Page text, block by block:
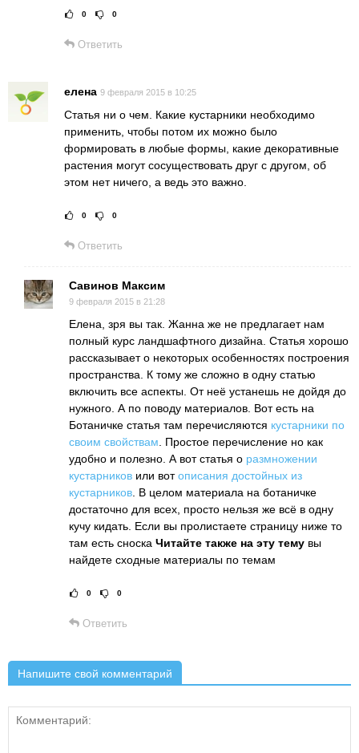
Рейтинг статьи:
0 0
Ответить
елена 9 февраля 2015 в 10:25
Статья ни о чем. Какие кустарники необходимо
применить, чтобы потом их можно было
формировать в любые формы, какие декоративные
растения могут сосуществовать друг с другом, об
этом нет ничего, а ведь это важно.
Рейтинг статьи:
0 0
Ответить
Савинов Максим
9 февраля 2015 в 21:28
Елена, зря вы так. Жанна же не предлагает нам
полный курс ландшафтного дизайна. Статья хорошо
рассказывает о некоторых особенностях построения
пространства. К тому же сложно в одну статью
включить все аспекты. От неё устанешь не дойдя до
нужного. А по поводу материалов. Вот есть на
Ботаничке статья там перечисляются кустарники по
своим свойствам . Простое перечисление но как
удобно и полезно. А вот статья о размножении
кустарников или вотописания достойных из
кустарников . В целом материала на ботаничке
достаточно для всех, просто нельзя же всё в одну
кучу кидать. Если вы пролистаете страницу ниже то
там есть сноска Читайте также на эту тему вы
найдете сходные материалы по темам
Рейтинг статьи:
0 0
Ответить
Напишите свой комментарий